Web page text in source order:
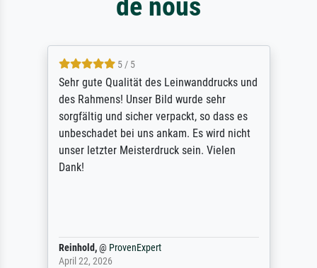
5 / 5
Sehr gute Qualität des Leinwanddrucks und
des Rahmens! Unser Bild wurde sehr
sorgfältig und sicher verpackt, so dass es
unbeschadet bei uns ankam. Es wird nicht
unser letzter Meisterdruck sein. Vielen
Dank!
Reinhold,@ ProvenExpert
April 22, 2026